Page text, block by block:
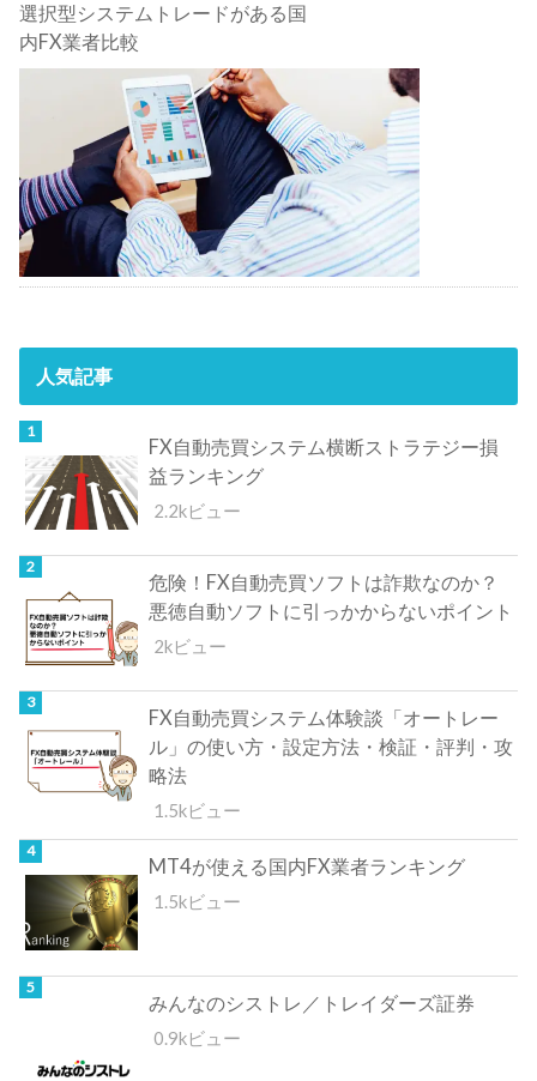
選択型システムトレードがある国
内FX業者比較
人気記事
FX自動売買システム横断ストラテジー損
益ランキング
2.2kビュー
危険！FX自動売買ソフトは詐欺なのか？
悪徳自動ソフトに引っかからないポイント
2kビュー
FX自動売買システム体験談「オートレー
ル」の使い方・設定方法・検証・評判・攻
略法
1.5kビュー
MT4が使える国内FX業者ランキング
1.5kビュー
みんなのシストレ／トレイダーズ証券
0.9kビュー